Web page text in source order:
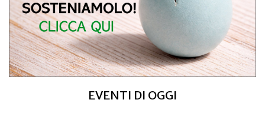
EVENTI DI OGGI